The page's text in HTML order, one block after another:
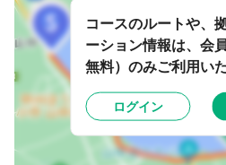
コースのルートや、
ーション情報は、会
無料）のみご利用い
ログイン